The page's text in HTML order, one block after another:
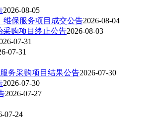
2026-08-05
维保服务项目成交公告2026-08-04
采购项目终止公告2026-08-03
07-31
07-31
务采购项目结果公告2026-07-30
2026-07-30
2026-07-27
07-24